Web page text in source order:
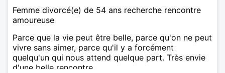
Femme divorcé(e) de 54 ans recherche rencontre
amoureuse
Parce que la vie peut être belle, parce qu'on ne peut
vivre sans aimer, parce qu'il y a forcément
quelqu'un qui nous attend quelque part. Très envie
d'une belle rencontre.